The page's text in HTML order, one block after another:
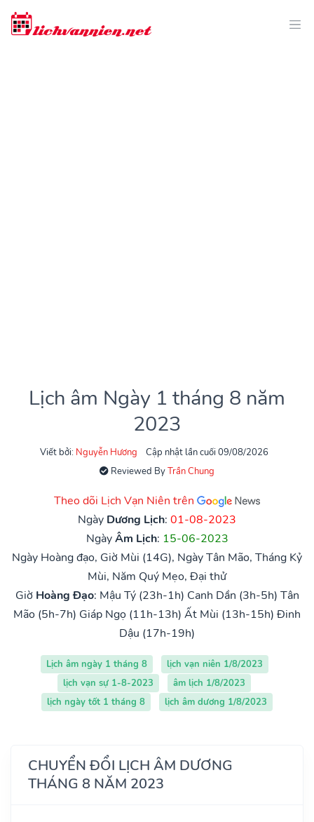
Lịch âm Ngày 1 tháng 8 năm
2023
Viết bởi: Nguyễn Hương
Cập nhật lần cuối 09/08/2026
Reviewed ByTrần Chung
Theo dõi Lịch Vạn Niên trên
Ngày Dương Lịch: 01-08-2023
NgàyÂm Lịch: 15-06-2023
Ngày Hoàng đạo, Giờ Mùi (14G), Ngày Tân Mão, Tháng Kỷ
Mùi, Năm Quý Mẹo, Đại thử
Giờ Hoàng Đạo: Mậu Tý (23h-1h) Canh Dần (3h-5h) Tân
Mão (5h-7h) Giáp Ngọ (11h-13h) Ất Mùi (13h-15h) Đinh
Dậu (17h-19h)
Lịch âm ngày 1 tháng 8
lịch vạn niên 1/8/2023
lịch vạn sự 1-8-2023
âm lịch 1/8/2023
lịch ngày tốt 1 tháng 8
lịch âm dương 1/8/2023
CHUYỂN ĐỔI LỊCH ÂM DƯƠNG
THÁNG 8 NĂM 2023